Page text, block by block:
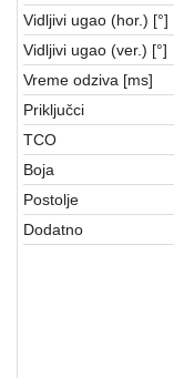
Vidljivi ugao (hor.) [°]
Vidljivi ugao (ver.) [°]
Vreme odziva [ms]
Priključci
TCO
Boja
Postolje
Dodatno